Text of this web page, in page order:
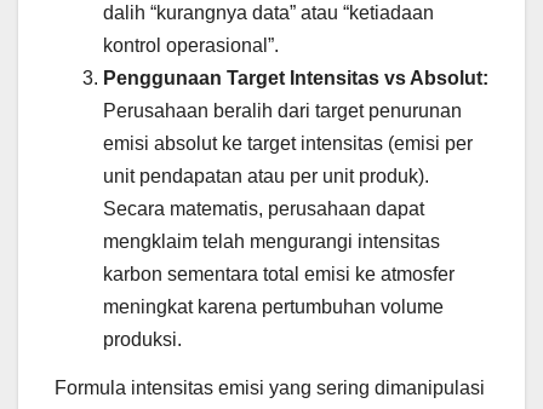
dalih “kurangnya data” atau “ketiadaan
kontrol operasional”.
Penggunaan Target Intensitas vs Absolut:
Perusahaan beralih dari target penurunan
emisi absolut ke target intensitas (emisi per
unit pendapatan atau per unit produk).
Secara matematis, perusahaan dapat
mengklaim telah mengurangi intensitas
karbon sementara total emisi ke atmosfer
meningkat karena pertumbuhan volume
produksi.
Formula intensitas emisi yang sering dimanipulasi